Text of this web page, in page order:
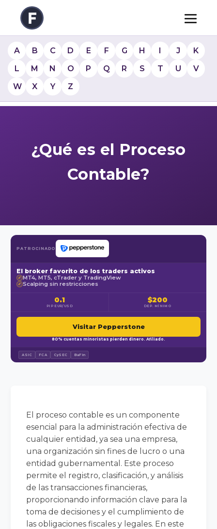
A B C D E F G H I J
K
L
M N O P Q R S T U
V
W
X Y Z
¿Qué es el Proceso
Contable?
PATROCINADO
El broker favorito de los traders activos
✓ MT4, MT5, cTrader y TradingView
✓ Scalping sin restricciones
0.1
PIP EUR/USD
$200
DEP. MÍNIMO
Visitar Pepperstone
80% cuentas minoristas pierden dinero. Afiliado.
ASIC FCA CySEC BaFin
El proceso contable es un componente
esencial para la administración efectiva de
cualquier entidad, ya sea una empresa,
una organización sin fines de lucro o una
entidad gubernamental. Este proceso
permite el registro, clasificación, y análisis
de las transacciones financieras,
proporcionando información clave para la
toma de decisiones y el cumplimiento de
las obligaciones fiscales y legales. En este